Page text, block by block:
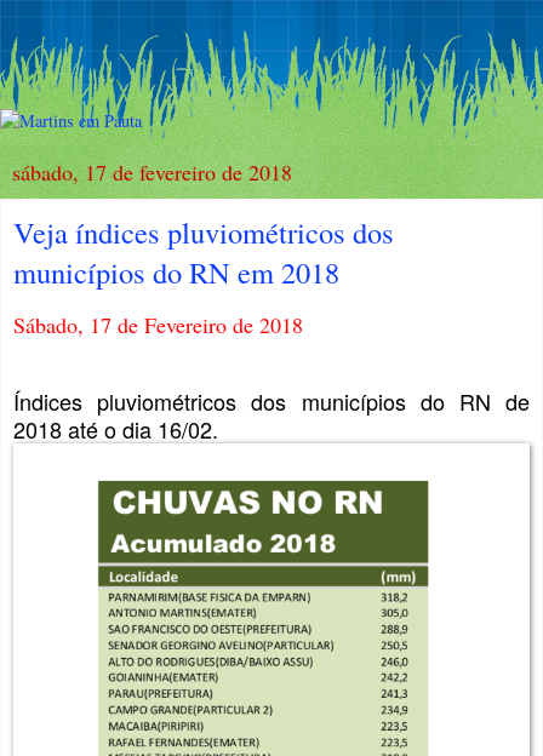
sábado, 17 de fevereiro de 2018
Veja índices pluviométricos dos
municípios do RN em 2018
Sábado, 17 de Fevereiro de 2018
Índices pluviométricos dos municípios do RN de
2018 até o dia 16/02.